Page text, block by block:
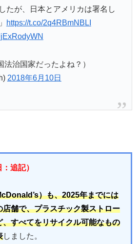
たが、日本とアメリカは署名し
https://t.co/2q4RBmNBLI
治国家だったよね？）
2018年6月10日
追記）
）も、2025年までには
店舗で、プラスチック製ストロー
、すべてをリサイクル可能なもの
しました。